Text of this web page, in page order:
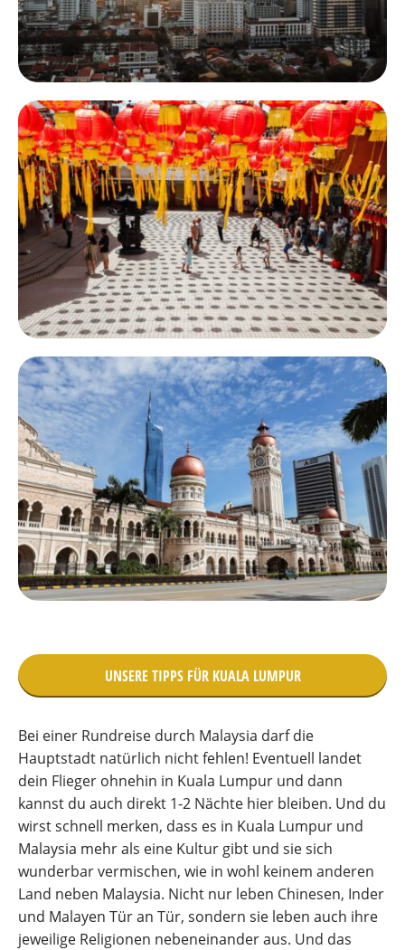
UNSERE TIPPS FÜR KUALA LUMPUR
Bei einer Rundreise durch Malaysia darf die
Hauptstadt natürlich nicht fehlen! Eventuell landet
dein Flieger ohnehin in Kuala Lumpur und dann
kannst du auch direkt 1-2 Nächte hier bleiben. Und du
wirst schnell merken, dass es in Kuala Lumpur und
Malaysia mehr als eine Kultur gibt und sie sich
wunderbar vermischen, wie in wohl keinem anderen
Land neben Malaysia. Nicht nur leben Chinesen, Inder
und Malayen Tür an Tür, sondern sie leben auch ihre
jeweilige Religionen nebeneinander aus. Und das